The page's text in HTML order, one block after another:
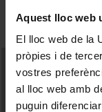
Aquest lloc web
El lloc web de la
pròpies i de
vostres
al lloc web amb
puguin